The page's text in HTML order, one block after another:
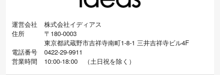
運営会社
株式会社イディアス
住所
〒180-0003
東京都武蔵野市吉祥寺南町1-8-1 三井吉祥寺ビル4F
電話番号
0422-29-9911
営業時間
10:00-18:00 （土日祝を除く）